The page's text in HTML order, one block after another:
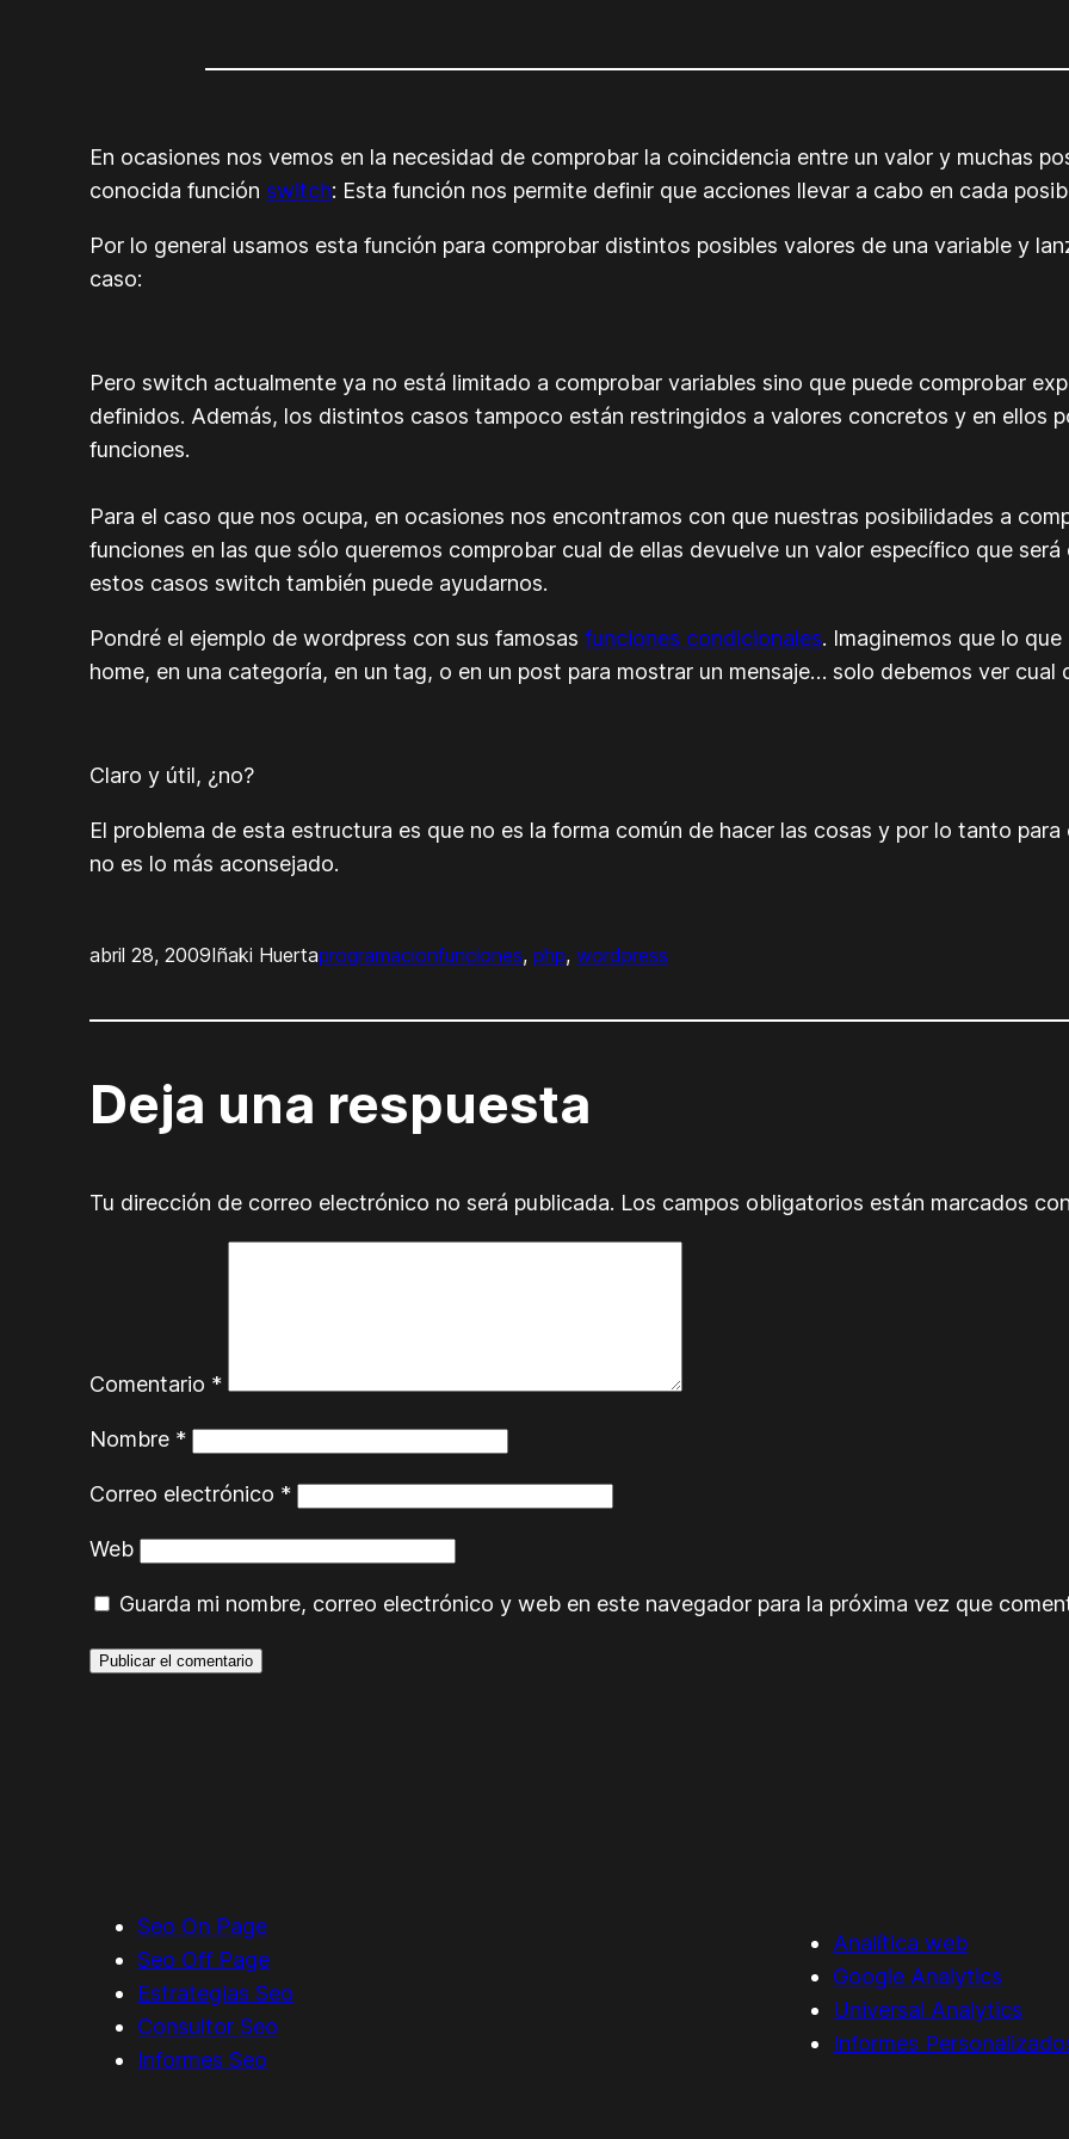
En ocasiones nos vemos en la necesidad de comprobar la coincidencia entre un valor y muchas
conocida funciónswitch: Esta función nos permite definir que acciones llevar a cabo en cada
Por lo general usamos esta función para comprobar distintos posibles valores de una variable y
caso:
Pero switch actualmente ya no está limitado a comprobar variables sino que puede comprobar
definidos. Además, los distintos casos tampoco están restringidos a valores concretos y en ellos
funciones.
Para el caso que nos ocupa, en ocasiones nos encontramos con que nuestras posibilidades a
funciones en las que sólo queremos comprobar cual de ellas devuelve un valor específico que
estos casos switch también puede ayudarnos.
Pondré el ejemplo de wordpress con sus famosasfunciones condicionales. Imaginemos que lo
home, en una categoría, en un tag, o en un post para mostrar un mensaje… solo debemos ver cual
Claro y útil, ¿no?
El problema de esta estructura es que no es la forma común de hacer las cosas y por lo tanto
no es lo más aconsejado.
abril 28, 2009Iñaki Huertaprogramacionfunciones, php, wordpress
Deja una respuesta
Tu dirección de correo electrónico no será publicada. Los campos obligatorios están marcados con
Comentario *
Nombre *
Correo electrónico *
Web
Guarda mi nombre, correo electrónico y web en este navegador para la próxima vez que
Seo On Page
Seo Off Page
Estrategias Seo
Consultor Seo
Informes Seo
Analítica web
Google Analytics
Universal Analytics
Informes